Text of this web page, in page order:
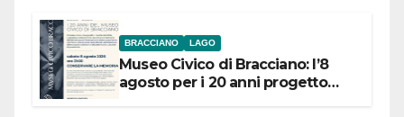
BRACCIANO LAGO
Museo Civico di Bracciano: l’8
agosto per i 20 anni progetto